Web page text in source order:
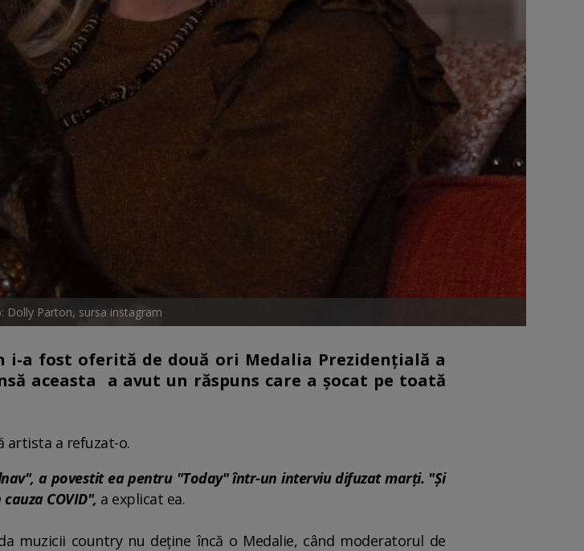
Dolly Parton, sursa instagram
i-a fost oferită de două ori Medalia Prezidenţială a
aceasta a avut un răspuns care a șocat pe toată
artista a refuzat-o.
a povestit ea pentru "Today" într-un interviu difuzat marţi. "Şi
COVID", a explicat ea.
muzicii country nu deţine încă o Medalie, când moderatorul de